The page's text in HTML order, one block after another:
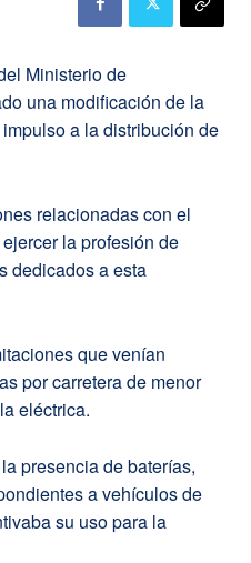
Ministerio de
una modificación de la
a la distribución de
relacionadas con el
la profesión de
dedicados a esta
que venían
por carretera de menor
eléctrica.
presencia de baterías,
a vehículos de
su uso para la